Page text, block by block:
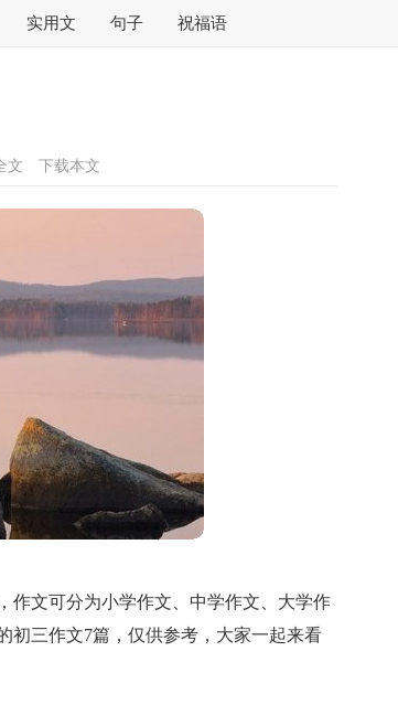
实用文 句子 祝福语
文 下载本文
作文可分为小学作文、中学作文、大学作
初三作文7篇，仅供参考，大家一起来看